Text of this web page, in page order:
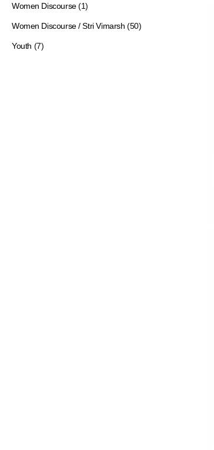
Women Discourse (1)
Women Discourse / Stri Vimarsh (50)
Youth (7)